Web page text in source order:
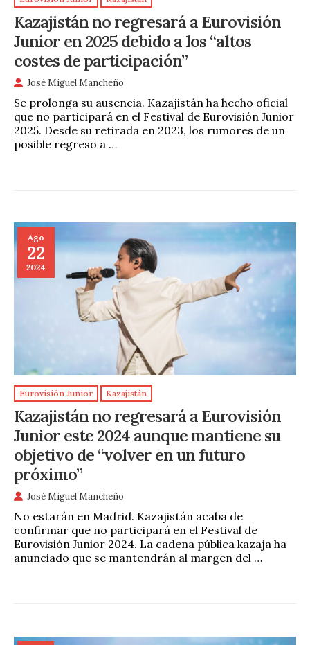
Kazajistán no regresará a Eurovisión
Junior en 2025 debido a los “altos
costes de participación”
José Miguel Mancheño
Se prolonga su ausencia. Kazajistán ha hecho oficial
que no participará en el Festival de Eurovisión Junior
2025. Desde su retirada en 2023, los rumores de un
posible regreso a …
Ago
22
2024
Eurovisión Junior Kazajistán
Kazajistán no regresará a Eurovisión
Junior este 2024 aunque mantiene su
objetivo de “volver en un futuro
próximo”
José Miguel Mancheño
No estarán en Madrid. Kazajistán acaba de
confirmar que no participará en el Festival de
Eurovisión Junior 2024. La cadena pública kazaja ha
anunciado que se mantendrán al margen del …